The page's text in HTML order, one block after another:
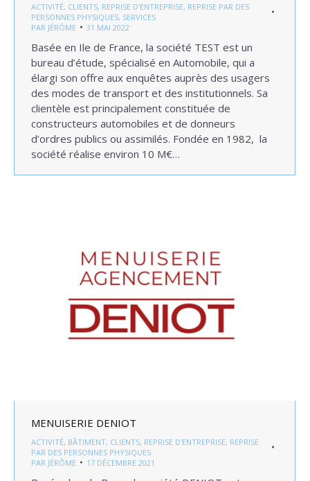
ACTIVITÉ, CLIENTS, REPRISE D'ENTREPRISE, REPRISE PAR DES
PERSONNES PHYSIQUES, SERVICES
PAR JÉRÔME 31 MAI 2022
Basée en Ile de France, la société TEST est un
bureau d’étude, spécialisé en Automobile, qui a
élargi son offre aux enquêtes auprès des usagers
des modes de transport et des institutionnels. Sa
clientèle est principalement constituée de
constructeurs automobiles et de donneurs
d’ordres publics ou assimilés. Fondée en 1982, la
société réalise environ 10 M€…
MENUISERIE DENIOT
ACTIVITÉ, BÂTIMENT, CLIENTS, REPRISE D'ENTREPRISE, REPRISE
PAR DES PERSONNES PHYSIQUES
PAR JÉRÔME 17 DÉCEMBRE 2021